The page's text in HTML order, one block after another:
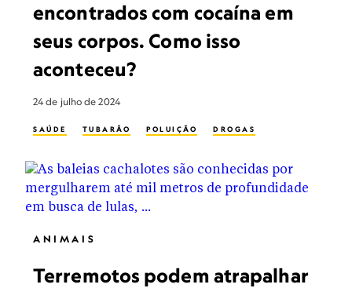
encontrados com cocaína em
seus corpos. Como isso
aconteceu?
24 de julho de 2024
SAÚDE TUBARÃO POLUIÇÃO DROGAS
ANIMAIS
Terremotos podem atrapalhar